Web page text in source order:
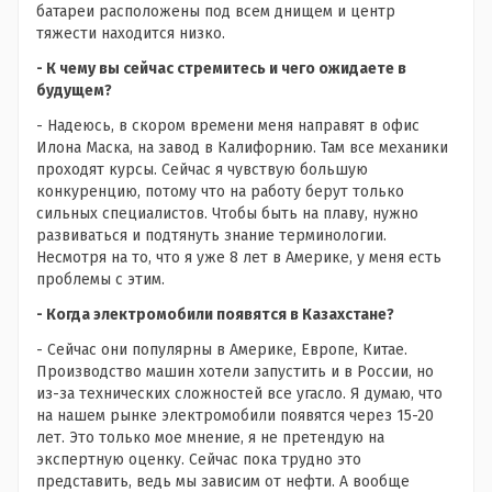
батареи расположены под всем днищем и центр
тяжести находится низко.
- К чему вы сейчас стремитесь и чего ожидаете в
будущем?
- Надеюсь, в скором времени меня направят в офис
Илона Маска, на завод в Калифорнию. Там все механики
проходят курсы. Сейчас я чувствую большую
конкуренцию, потому что на работу берут только
сильных специалистов. Чтобы быть на плаву, нужно
развиваться и подтянуть знание терминологии.
Несмотря на то, что я уже 8 лет в Америке, у меня есть
проблемы с этим.
- Когда электромобили появятся в Казахстане?
- Сейчас они популярны в Америке, Европе, Китае.
Производство машин хотели запустить и в России, но
из-за технических сложностей все угасло. Я думаю, что
на нашем рынке электромобили появятся через 15-20
лет. Это только мое мнение, я не претендую на
экспертную оценку. Сейчас пока трудно это
представить, ведь мы зависим от нефти. А вообще